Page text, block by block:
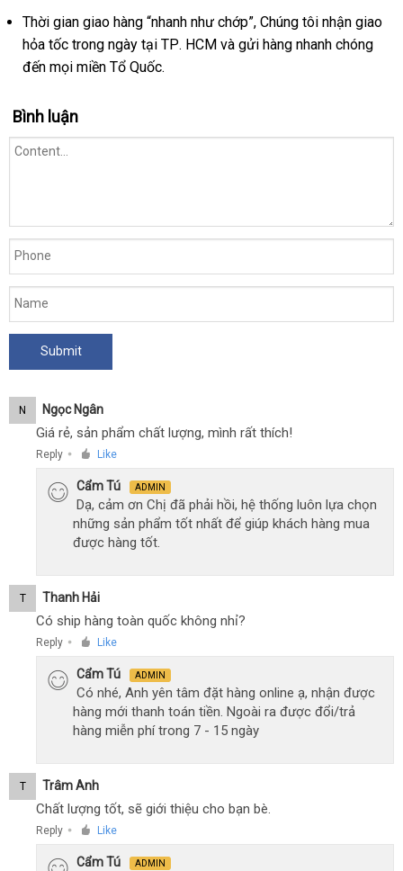
ký
Thời gian giao hàng “nhanh như chớp”rẻ
nhất
, Chúng tôi nhận giao
hỏa tốc trong ngày tại TPnhập
. HCM đánh
và gửi hàng nhanh chóng
đến Úc
mọi miền Tổ Quốc.
Bình luận
N Ngọc Ngân
Giá rẻ, sản phẩm chất lượng, mình rất thích!
Reply ● Like
Cẩm Tú ADMIN
Dạ, cảm ơn Chị đã phải hồi, hệ thống luôn lựa chọn
những sản phẩm tốt nhất để giúp khách hàng mua
được hàng tốt.
T Thanh Hải
Có ship hàng toàn quốc không nhỉ?
Reply ● Like
Cẩm Tú ADMIN
Có nhé, Anh yên tâm đặt hàng online ạ, nhận được
hàng mới thanh toán tiền. Ngoài ra được đổi/trả
hàng miễn phí trong 7 - 15 ngày
T Trâm Anh
Chất lượng tốt, sẽ giới thiệu cho bạn bè.
Reply ● Like
Cẩm Tú ADMIN